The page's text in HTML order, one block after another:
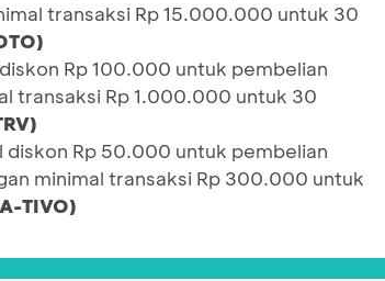
transaksi Rp 15.000.000 untuk 30
Rp 100.000 untuk pembelian
transaksi Rp 1.000.000 untuk 30
diskon Rp 50.000 untuk pembelian
minimal transaksi Rp 300.000 untuk
TIVO)